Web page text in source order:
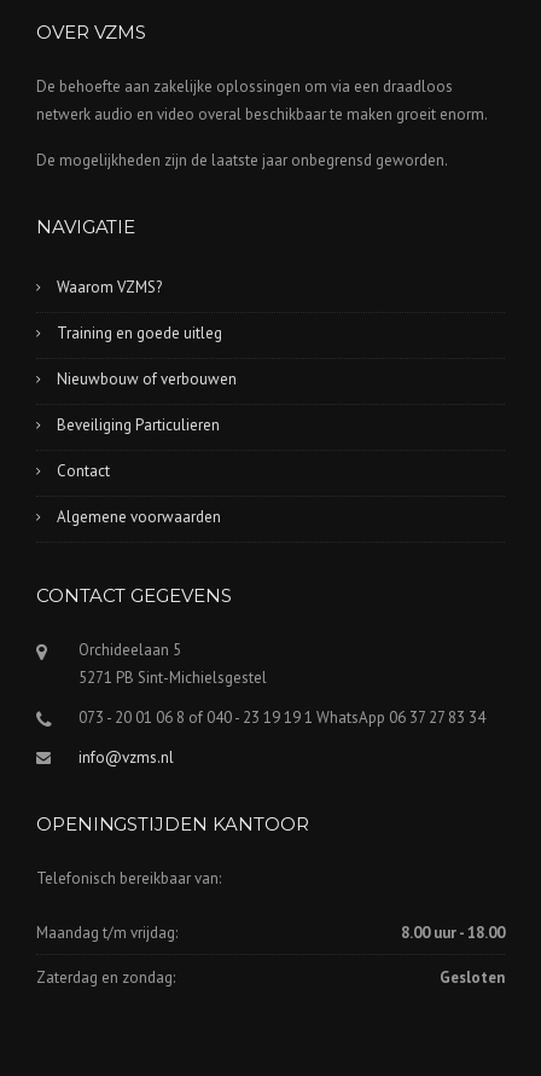
OVER VZMS
De behoefte aan zakelijke oplossingen om via een draadloos
netwerk audio en video overal beschikbaar te maken groeit enorm.
De mogelijkheden zijn de laatste jaar onbegrensd geworden.
NAVIGATIE
Waarom VZMS?
Training en goede uitleg
Nieuwbouw of verbouwen
Beveiliging Particulieren
Contact
Algemene voorwaarden
CONTACT GEGEVENS
Orchideelaan 5
5271 PB Sint-Michielsgestel
073 - 20 01 06 8 of 040 - 23 19 19 1 WhatsApp 06 37 27 83 34
info@vzms.nl
OPENINGSTIJDEN KANTOOR
Telefonisch bereikbaar van:
Maandag t/m vrijdag: 8.00 uur - 18.00
Zaterdag en zondag: Gesloten